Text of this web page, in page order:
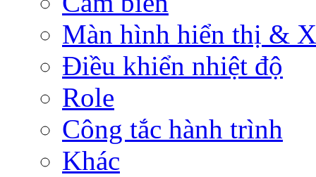
Màn hình hiển thị &
Điều khiển nhiệt độ
Role
Công tắc hành trình
Khác